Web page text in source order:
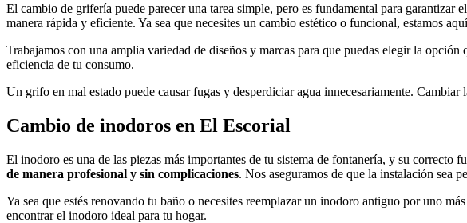
El cambio de grifería puede parecer una tarea simple, pero es fundamental para
manera rápida y eficiente. Ya sea que necesites un cambio estético o funcional, estamos
Trabajamos con una amplia variedad de diseños y marcas para que puedas elegir la
eficiencia de tu consumo.
Un grifo en mal estado puede causar fugas y desperdiciar agua innecesariamente.
Cambio de inodoros en El Escorial
El inodoro es una de las piezas más importantes de tu sistema de fontanería, y su
de manera profesional y sin complicaciones. Nos aseguramos de que la instalación sea
Ya sea que estés renovando tu baño o necesites reemplazar un inodoro antiguo por uno
encontrar el inodoro ideal para tu hogar.